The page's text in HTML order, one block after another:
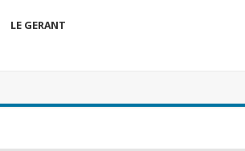
LE GERANT